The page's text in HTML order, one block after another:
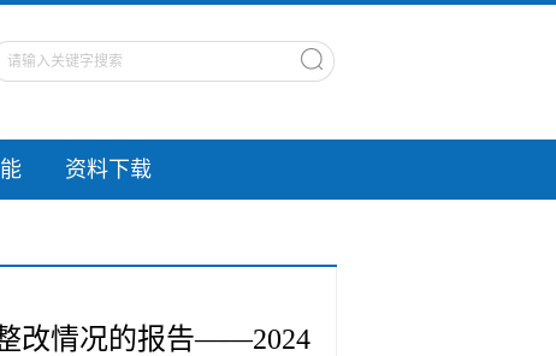
资料下载
改情况的报告——2024